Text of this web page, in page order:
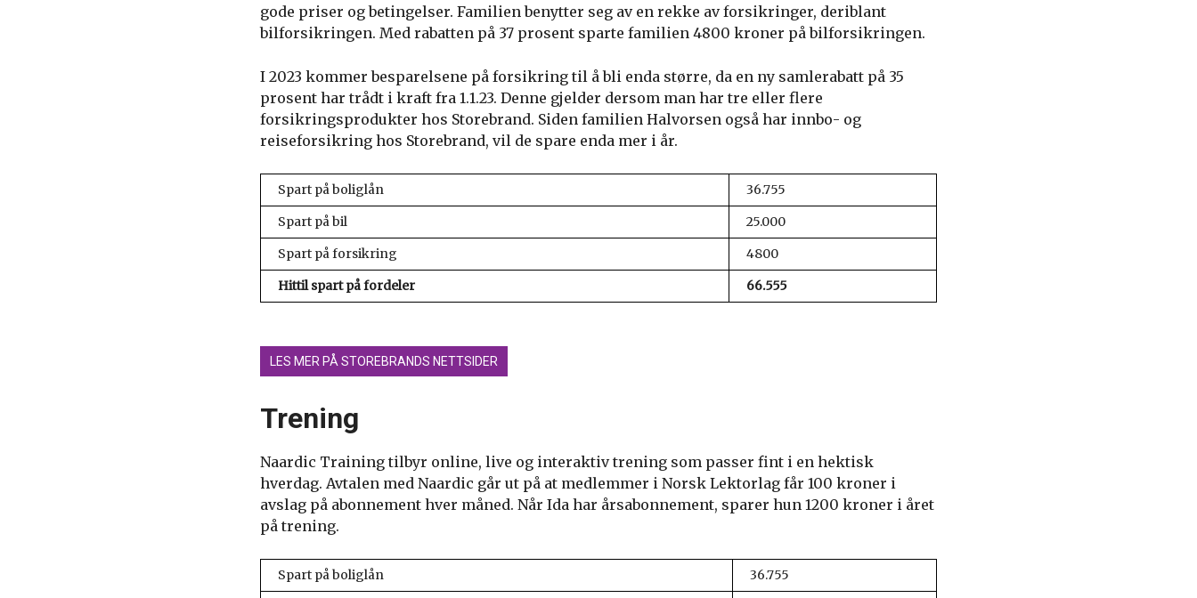
gode priser og betingelser. Familien benytter seg av en rekke av forsikringer, deriblant
bilforsikringen. Med rabatten på 37 prosent sparte familien 4800 kroner på bilforsikringen.
I 2023 kommer besparelsene på forsikring til å bli enda større, da en ny samlerabatt på 35
prosent har trådt i kraft fra 1.1.23. Denne gjelder dersom man har tre eller flere
forsikringsprodukter hos Storebrand. Siden familien Halvorsen også har innbo- og
reiseforsikring hos Storebrand, vil de spare enda mer i år.
Spart på boliglån
36.755
Spart på bil
25.000
Spart på forsikring
4800
Hittil spart på fordeler
66.555
LES MER PÅ STOREBRANDS NETTSIDER
Trening
Naardic Training tilbyr online, live og interaktiv trening som passer fint i en hektisk
hverdag. Avtalen med Naardic går ut på at medlemmer i Norsk Lektorlag får 100 kroner i
avslag på abonnement hver måned. Når Ida har årsabonnement, sparer hun 1200 kroner i året
på trening.
Spart på boliglån
36.755